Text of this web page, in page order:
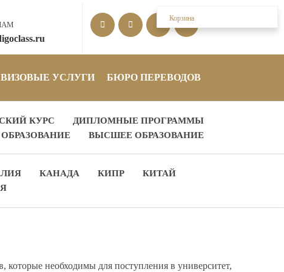
ВИЗОВЫЕ УСЛУГИ БЮРО ПЕРЕВОДОВ
КУРС
ДИПЛОМНЫЕ ПРОГРАММЫ
ВЫСШЕЕ ОБРАЗОВАНИЕ
КАНАДА КИПР
КИТАЙ
Корзина
которые необходимы для поступления в университет,